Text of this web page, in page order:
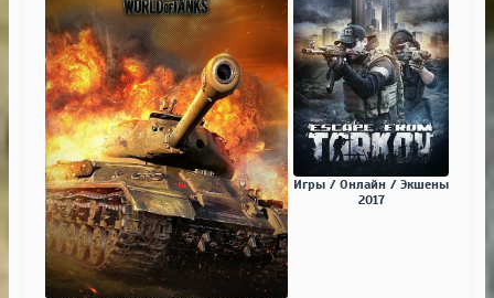
Игры / Онлайн / Экшены
2017